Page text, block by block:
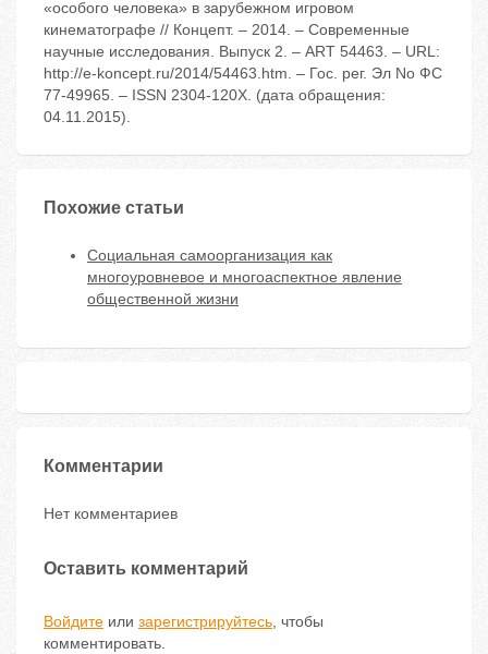
«особого человека» в зарубежном игровом
кинематографе // Концепт. – 2014. – Современные
научные исследования. Выпуск 2. – ART 54463. – URL:
http://e-koncept.ru/2014/54463.htm. – Гос. рег. Эл No ФС
77-49965. – ISSN 2304-120X. (дата обращения:
04.11.2015).
Похожие статьи
Социальная самоорганизация как
многоуровневое и многоаспектное явление
общественной жизни
Комментарии
Нет комментариев
Оставить комментарий
Войдите или зарегистрируйтесь, чтобы
комментировать.